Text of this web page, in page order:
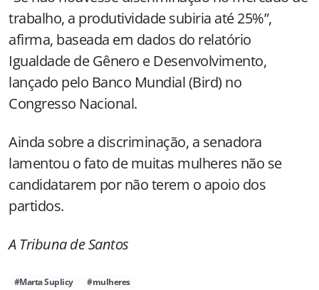
trabalho, a produtividade subiria até 25%”,
afirma, baseada em dados do relatório
Igualdade de Gênero e Desenvolvimento,
lançado pelo Banco Mundial (Bird) no
Congresso Nacional.
Ainda sobre a discriminação, a senadora
lamentou o fato de muitas mulheres não se
candidatarem por não terem o apoio dos
partidos.
A Tribuna de Santos
#Marta Suplicy #mulheres